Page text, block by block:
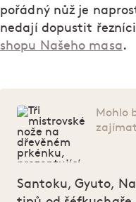
pořádný nůž je
nedají dopustit
shopu Našeho masa.
Mohlo
zajímat
Santoku, Gyuto,